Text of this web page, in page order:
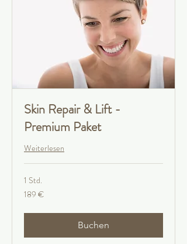
Skin Repair & Lift -
Premium Paket
Weiterlesen
1 Std.
189
Euro
189 €
Buchen